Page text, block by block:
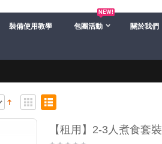
裝備使用教學 包團活動
NEW!
關於我們
【租用】2-3人煮食套裝